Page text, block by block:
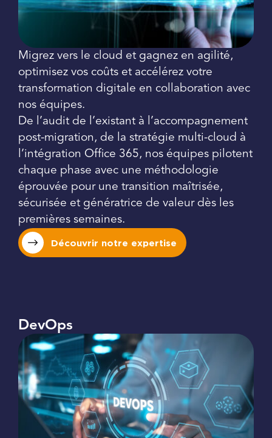
Migrez vers le cloud et gagnez en agilité,
optimisez vos coûts et accélérez votre
transformation digitale en collaboration avec
nos équipes.
De l’audit de l’existant à l’accompagnement
post-migration, de la stratégie multi-cloud à
l’intégration Office 365, nos équipes pilotent
chaque phase avec une méthodologie
éprouvée pour une transition maîtrisée,
sécurisée et génératrice de valeur dès les
premières semaines.
Découvrir notre expertise
DevOps